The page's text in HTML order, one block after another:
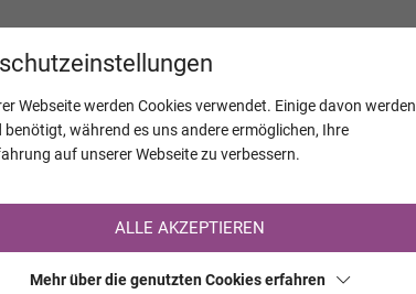
sind noch nicht auf TrauerHilfe.it registriert?
>> zur kostenlosen Registrierung <<
Webseite werden Cookies verwendet. Einige davon werden
benötigt, während es uns andere ermöglichen, Ihre
auf unserer Webseite zu verbessern.
ALLE AKZEPTIEREN
Mehr über die genutzten Cookies erfahren
JAHRESTAGE